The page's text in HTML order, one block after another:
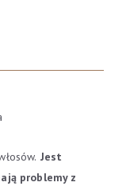
Jest
problemy z